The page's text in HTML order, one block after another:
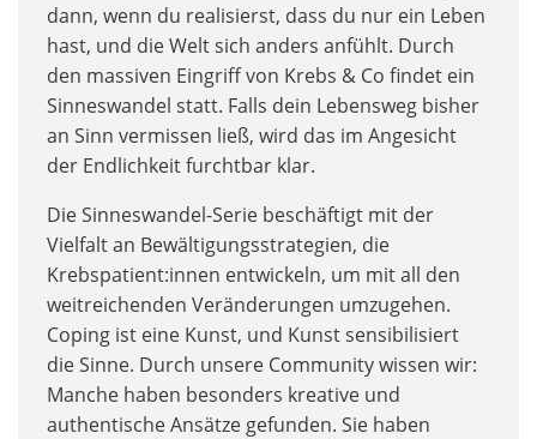
dann, wenn du realisierst, dass du nur ein Leben
hast, und die Welt sich anders anfühlt. Durch
den massiven Eingriff von Krebs & Co findet ein
Sinneswandel statt. Falls dein Lebensweg bisher
an Sinn vermissen ließ, wird das im Angesicht
der Endlichkeit furchtbar klar.
Die Sinneswandel-Serie beschäftigt mit der
Vielfalt an Bewältigungsstrategien, die
Krebspatient:innen entwickeln, um mit all den
weitreichenden Veränderungen umzugehen.
Coping ist eine Kunst, und Kunst sensibilisiert
die Sinne. Durch unsere Community wissen wir:
Manche haben besonders kreative und
authentische Ansätze gefunden. Sie haben